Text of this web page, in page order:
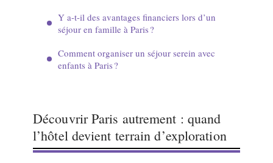
Y a-t-il des avantages financiers lors d’un
séjour en famille à Paris ?
Comment organiser un séjour serein avec
enfants à Paris ?
Découvrir Paris autrement : quand
l’hôtel devient terrain d’exploration